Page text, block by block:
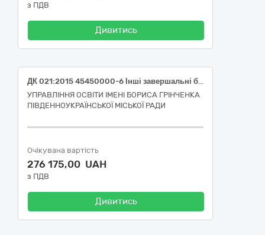
з ПДВ
Дивитись
ДК 021:2015 45450000-6 Інші завершальні будівельні роботи (Поточний ремонт санвузла у груповому приміщенні 1 молодшої "Б" групи ЗДО №3 Південноукраїнської міської ради)
УПРАВЛІННЯ ОСВІТИ ІМЕНІ БОРИСА ГРІНЧЕНКА
ПІВДЕННОУКРАЇНСЬКОЇ МІСЬКОЇ РАДИ
Очікувана вартість
276 175,00 UAH
з ПДВ
Дивитись